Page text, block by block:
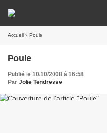
Accueil » Poule
Poule
Publié le 10/10/2008 à 16:58
Par Jolie Tendresse